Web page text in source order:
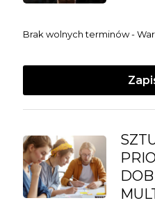
Brak wolnych terminów -